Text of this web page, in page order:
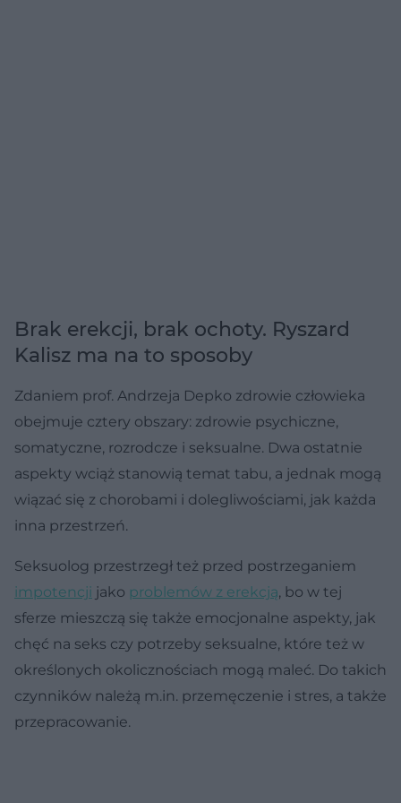
Brak erekcji, brak ochoty. Ryszard
Kalisz ma na to sposoby
Zdaniem prof. Andrzeja Depko zdrowie człowieka
obejmuje cztery obszary: zdrowie psychiczne,
somatyczne, rozrodcze i seksualne. Dwa ostatnie
aspekty wciąż stanowią temat tabu, a jednak mogą
wiązać się z chorobami i dolegliwościami, jak każda
inna przestrzeń.
Seksuolog przestrzegł też przed postrzeganiem
impotencji jako problemów z erekcją, bo w tej
sferze mieszczą się także emocjonalne aspekty, jak
chęć na seks czy potrzeby seksualne, które też w
określonych okolicznościach mogą maleć. Do takich
czynników należą m.in. przemęczenie i stres, a także
przepracowanie.